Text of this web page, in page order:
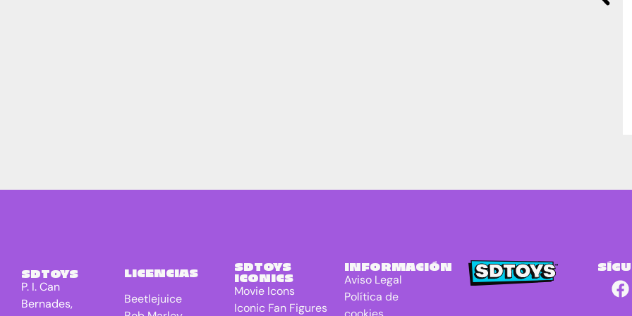
SDTOYS
P. I. Can
Bernades,
LICENCIAS
Beetlejuice
SDTOYS
ICONICS
Movie Icons
Iconic Fan Figures
INFORMACIÓN
Aviso Legal
Política de